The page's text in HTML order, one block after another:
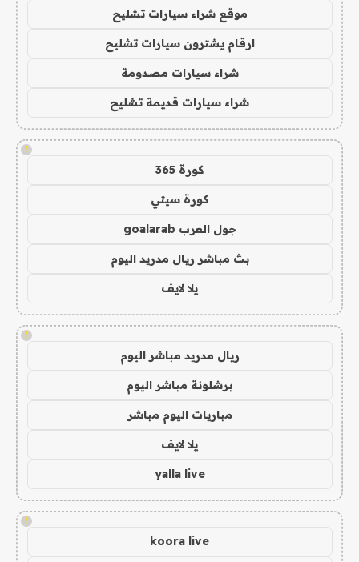
موقع شراء سيارات تشليح
ارقام يشترون سيارات تشليح
شراء سيارات مصدومة
شراء سيارات قديمة تشليح
!
كورة 365
كورة سيتي
جول العرب goalarab
بث مباشر ريال مدريد اليوم
يلا لايف
!
ريال مدريد مباشر اليوم
برشلونة مباشر اليوم
مباريات اليوم مباشر
يلا لايف
yalla live
!
koora live